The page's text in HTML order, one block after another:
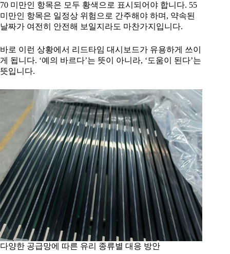
70 미만인 항목은 모두 황색으로 표시되어야 합니다. 55
미만인 항목은 일정상 위험으로 간주해야 하며, 약속된
날짜가 여전히 안전해 보일지라도 마찬가지입니다.
바로 이런 상황에서 리드타임 대시보드가 유용하게 쓰이
게 됩니다. ‘예의 바르다’는 뜻이 아니라, ‘도움이 된다’는
뜻입니다.
다양한 공급망에 따른 유리 종류별 대응 방안